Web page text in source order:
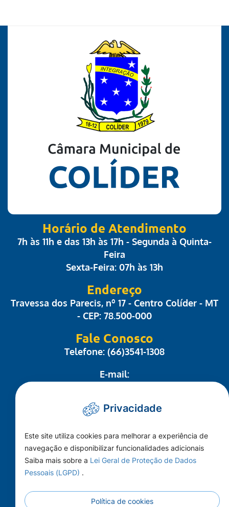
Horário de Atendimento
7h às 11h e das 13h às 17h - Segunda à Quinta-
Feira
Sexta-Feira: 07h às 13h
Endereço
Travessa dos Parecis, nº 17 - Centro Colíder - MT
- CEP: 78.500-000
Fale Conosco
Telefone: (66)3541-1308
E-mail:
administrativo@camaracolider.mt.gov.br
Mapa do Site
Conheça a Câmara
A Cidade
Principal
Privacidade
Este site utiliza cookies para melhorar a experiência de
navegação e disponibilizar funcionalidades adicionais
Saiba mais sobre a Lei Geral de Proteção de Dados
Pessoais (LGPD) .
Política de cookies